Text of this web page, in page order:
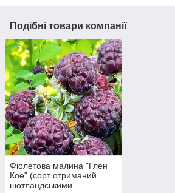
Подібні товари компанії
Фіолетова малина "Глен
Кое" (сорт отриманий
шотландськими